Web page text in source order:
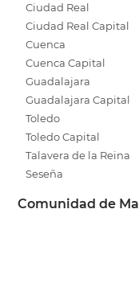
Ciudad Real
Ciudad Real Capital
Cuenca
Cuenca Capital
Guadalajara
Guadalajara Capital
Toledo
Toledo Capital
Talavera de la Reina
Seseña
Comunidad de